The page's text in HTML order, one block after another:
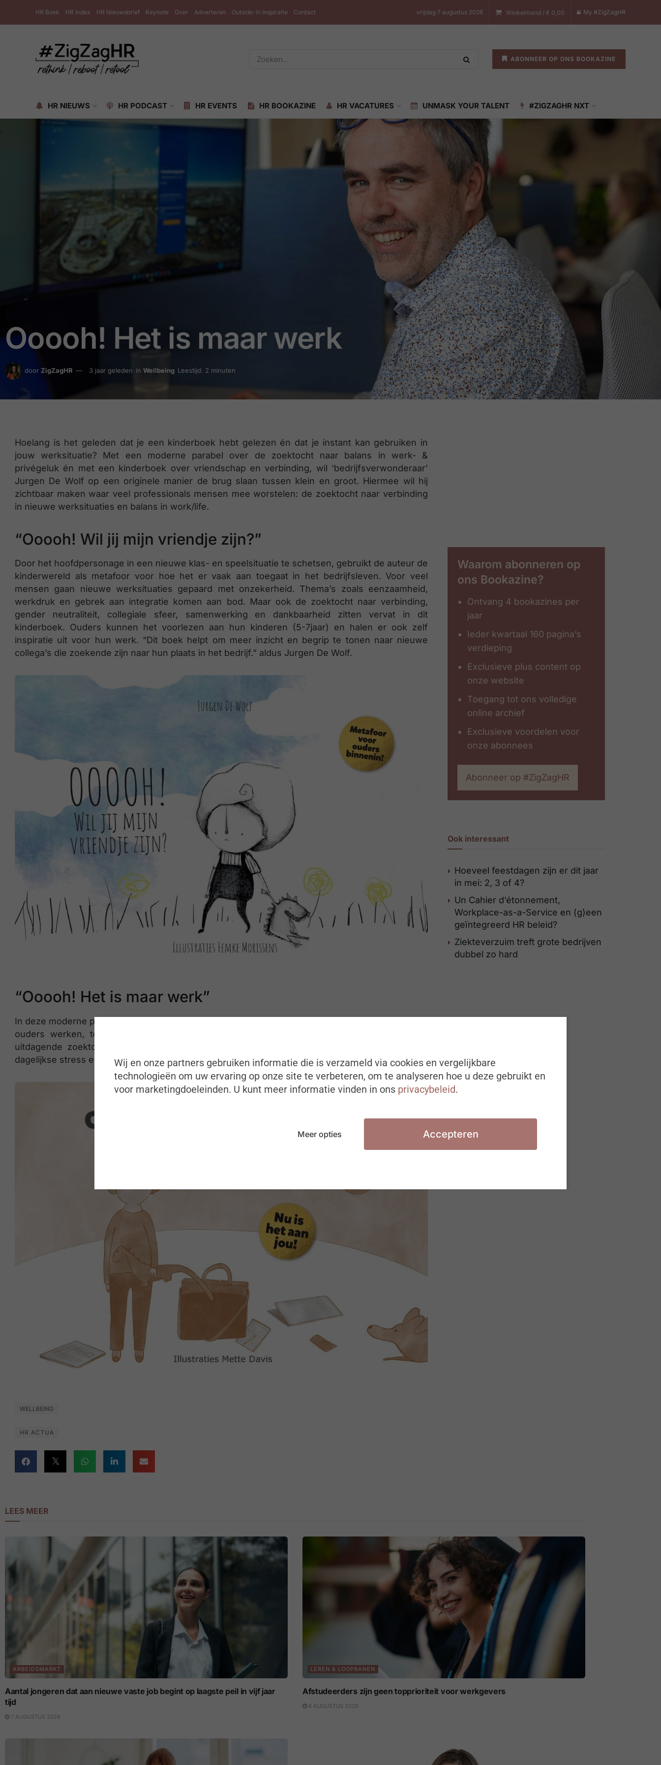
HR Boek HR Index HR Nieuwsbrief Keynote Over Adverteren Outside-in Inspiratie Contact vrijdag 7 augustus 2026 Winkelmand / € 0,00 My #ZigZagHR
ABONNEER OP ONS BOOKAZINE
HR NIEUWS HR PODCAST HR EVENTS HR BOOKAZINE HR VACATURES UNMASK YOUR TALENT #ZIGZAGHR NXT
Ooooh! Het is maar werk
door ZigZagHR 3 jaar geleden in Wellbeing Leestijd: 2 minuten
Hoelang is het geleden dat je een kinderboek hebt gelezen én dat je instant kan gebruiken in
jouw werksituatie? Met een moderne parabel over de zoektocht naar balans in werk- &
privégeluk én met een kinderboek over vriendschap en verbinding, wil ‘bedrijfsverwonderaar’
Jurgen De Wolf op een originele manier de brug slaan tussen klein en groot. Hiermee wil hij
zichtbaar maken waar veel professionals mensen mee worstelen: de zoektocht naar verbinding
in nieuwe werksituaties en balans in work/life.
“Ooooh! Wil jij mijn vriendje zijn?”
Door het hoofdpersonage in een nieuwe klas- en speelsituatie te schetsen, gebruikt de auteur de
kinderwereld als metafoor voor hoe het er vaak aan toegaat in het bedrijfsleven. Voor veel
mensen gaan nieuwe werksituaties gepaard met onzekerheid. Thema’s zoals eenzaamheid,
werkdruk en gebrek aan integratie komen aan bod. Maar ook de zoektocht naar verbinding,
gender neutraliteit, collegiale sfeer, samenwerking en dankbaarheid zitten vervat in dit
kinderboek. Ouders kunnen het voorlezen aan hun kinderen (5-7jaar) en halen er ook zelf
inspiratie uit voor hun werk. “Dit boek helpt om meer inzicht en begrip te tonen naar nieuwe
collega’s die zoekende zijn naar hun plaats in het bedrijf.” aldus Jurgen De Wolf.
“Ooooh! Het is maar werk”
In deze moderne parabel beleef je als lezer de leefwereld van een zevenjarig jongetje. Hij ziet zijn
ouders werken, telefoneren, druk in de weer zijn en ruzie maken. Deze parabel over de
uitdagende zoektocht naar balans in werk- & privégeluk helpt om anders te kijken naar de
dagelijkse stress en maakt helder wat echt belangrijk is.
WELLBEING
HR ACTUA
Waarom abonneren op
ons Bookazine?
Ontvang 4 bookazines per
jaar
Ieder kwartaal 160 pagina’s
verdieping
Exclusieve plus content op
onze website
Toegang tot ons volledige
online archief
Exclusieve voordelen voor
onze abonnees
Abonneer op #ZigZagHR
Ook interessant
Hoeveel feestdagen zijn er dit jaar
in mei: 2, 3 of 4?
Un Cahier d’étonnement,
Workplace-as-a-Service en (g)een
geïntegreerd HR beleid?
Ziekteverzuim treft grote bedrijven
dubbel zo hard
LEES MEER
ARBEIDSMARKT
Aantal jongeren dat aan nieuwe vaste job begint op laagste peil in vijf jaar
tijd
7 AUGUSTUS 2026
LEREN & LOOPBANEN
Afstudeerders zijn geen topprioriteit voor werkgevers
6 AUGUSTUS 2026
Wij en onze partners gebruiken informatie die is verzameld via cookies en vergelijkbare
technologieën om uw ervaring op onze site te verbeteren, om te analyseren hoe u deze gebruikt en
voor marketingdoeleinden. U kunt meer informatie vinden in ons privacybeleid.
Meer opties Accepteren